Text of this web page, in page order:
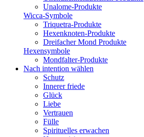
Unalome-Produkte
Wicca-Symbole
Triquetra-Produkte
Hexenknoten-Produkte
Dreifacher Mond Produkte
Hexensymbole
Mondfalter-Produkte
Nach intention wählen
Schutz
Innerer friede
Glück
Liebe
Vertrauen
Fülle
Spirituelles erwachen